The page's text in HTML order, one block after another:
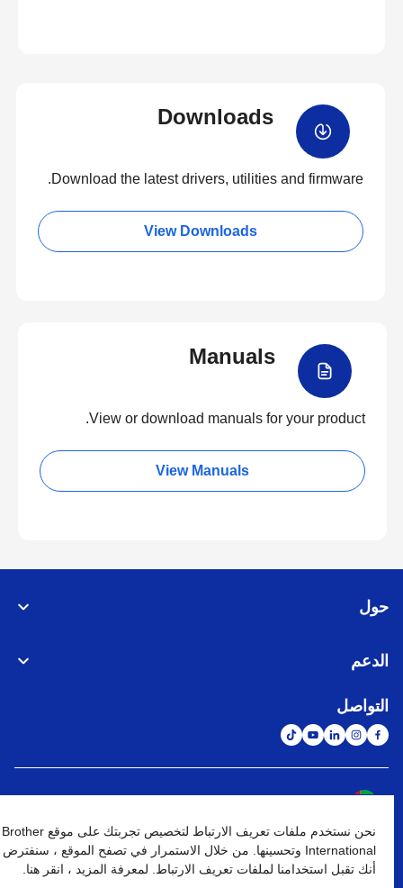
Downloads
Download the latest drivers, utilities and firmware.
View Downloads
Manuals
View or download manuals for your product.
View Manuals
حول
الدعم
التواصل
نهج الخصوصية شروط الإستخدام خريطة الموقع الإنتقال إلى الموقع العالمي
نحن نستخدم ملفات تعريف الارتباط لتخصيص تجربتك على موقع Brother
International وتحسينها. من خلال الاستمرار في تصفح الموقع ، سنفترض
أنك تقبل استخدامنا لملفات تعريف الارتباط. لمعرفة المزيد ، انقر هنا.